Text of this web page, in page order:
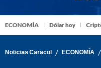
ECONOMÍA Dólar hoy
Noticias Caracol / ECONOMÍA /